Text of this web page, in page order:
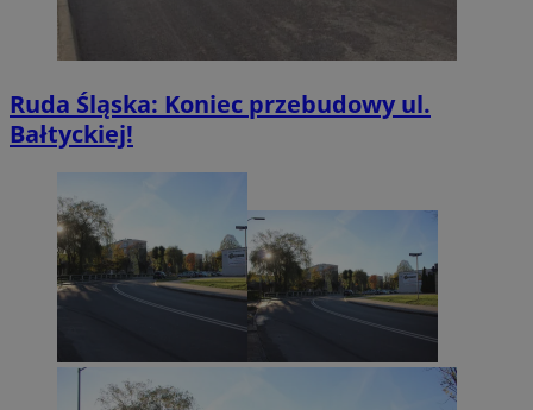
Ruda Śląska: Koniec przebudowy ul.
Bałtyckiej!